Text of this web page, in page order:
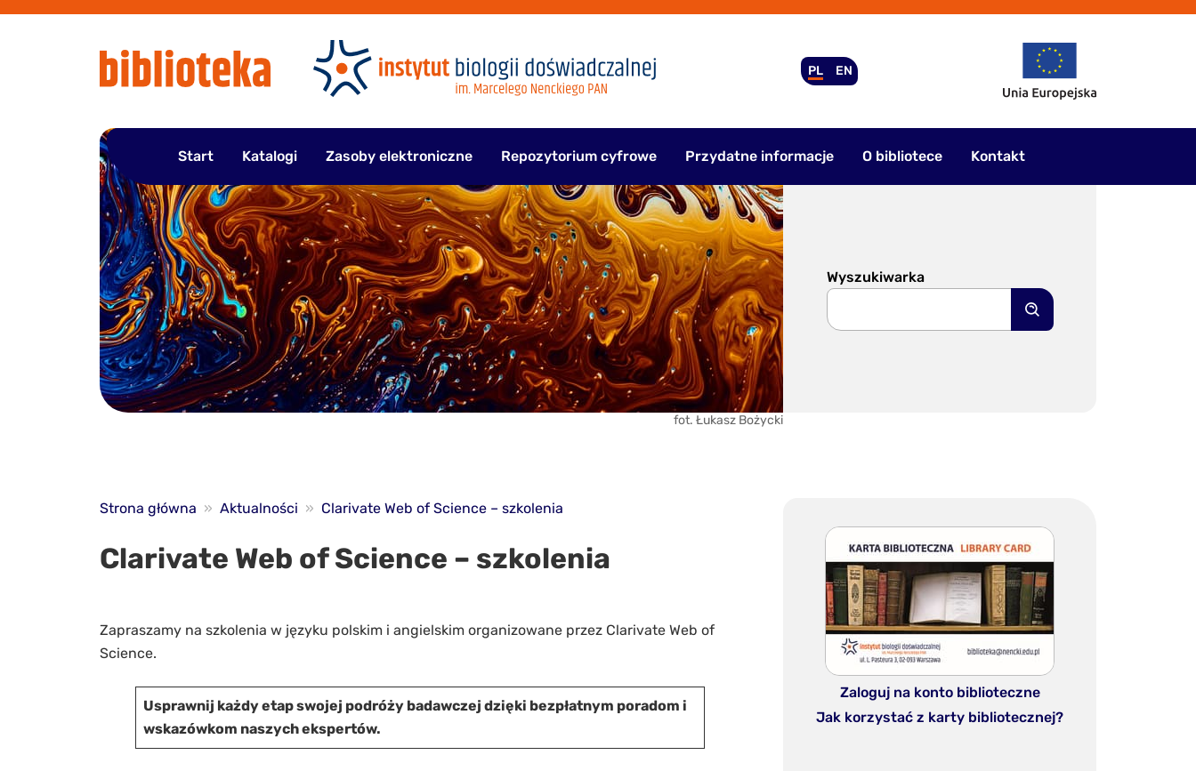
PL EN
Start Katalogi Zasoby elektroniczne Repozytorium cyfrowe Przydatne informacje O bibliotece Kontakt
fot. Łukasz Bożycki
Wyszukiwarka
Szukaj
Strona główna » Aktualności » Clarivate Web of Science – szkolenia
Clarivate Web of Science – szkolenia
Zapraszamy na szkolenia w języku polskim i angielskim organizowane przez Clarivate Web of
Science.
Usprawnij każdy etap swojej podróży badawczej dzięki bezpłatnym poradom i
wskazówkom naszych ekspertów.
Zaloguj na konto biblioteczne
Jak korzystać z karty bibliotecznej?